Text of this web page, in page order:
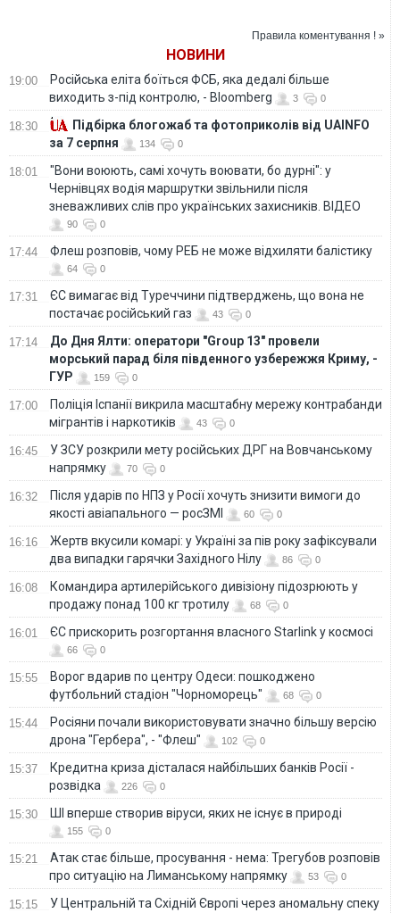
Правила коментування ! »
НОВИНИ
19:00
Російська еліта боїться ФСБ, яка дедалі більше
виходить з-під контролю, - Bloomberg
3 0
18:30
Підбірка блогожаб та фотоприколів від UAINFO
за 7 серпня
134 0
18:01
"Вони воюють, самі хочуть воювати, бо дурні": у
Чернівцях водія маршрутки звільнили після
зневажливих слів про українських захисників. ВІДЕО
90 0
17:44 Флеш розповів, чому РЕБ не може відхиляти балістику
64 0
17:31
ЄС вимагає від Туреччини підтверджень, що вона не
постачає російський газ
43 0
17:14
До Дня Ялти: оператори "Group 13" провели
морський парад біля південного узбережжя Криму, -
ГУР
159 0
17:00
Поліція Іспанії викрила масштабну мережу контрабанди
мігрантів і наркотиків
43 0
16:45
У ЗСУ розкрили мету російських ДРГ на Вовчанському
напрямку
70 0
16:32
Після ударів по НПЗ у Росії хочуть знизити вимоги до
якості авіапального — росЗМІ
60 0
16:16
Жертв вкусили комарі: у Україні за пів року зафіксували
два випадки гарячки Західного Нілу
86 0
16:08
Командира артилерійського дивізіону підозрюють у
продажу понад 100 кг тротилу
68 0
16:01 ЄС прискорить розгортання власного Starlink у космосі
66 0
15:55
Ворог вдарив по центру Одеси: пошкоджено
футбольний стадіон "Чорноморець"
68 0
15:44
Росіяни почали використовувати значно більшу версію
дрона "Гербера", - "Флеш"
102 0
15:37
Кредитна криза дісталася найбільших банків Росії -
розвідка
226 0
15:30 ШІ вперше створив віруси, яких не існує в природі
155 0
15:21
Атак стає більше, просування - нема: Трегубов розповів
про ситуацію на Лиманському напрямку
53 0
15:15 У Центральній та Східній Європі через аномальну спеку